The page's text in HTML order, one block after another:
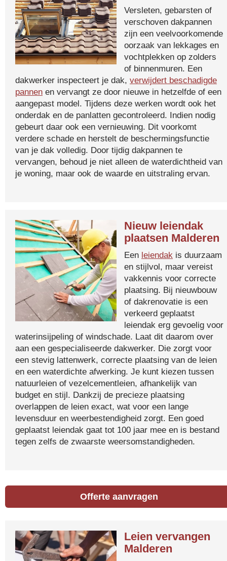
Versleten, gebarsten of
verschoven dakpannen
zijn een veelvoorkomende
oorzaak van lekkages en
vochtplekken op zolders
of binnenmuren. Een
dakwerker inspecteert je dak, verwijdert beschadigde
pannen en vervangt ze door nieuwe in hetzelfde of een
aangepast model. Tijdens deze werken wordt ook het
onderdak en de panlatten gecontroleerd. Indien nodig
gebeurt daar ook een vernieuwing. Dit voorkomt
verdere schade en herstelt de beschermingsfunctie
van je dak volledig. Door tijdig dakpannen te
vervangen, behoud je niet alleen de waterdichtheid van
je woning, maar ook de waarde en uitstraling ervan.
Nieuw leiendak
plaatsen Malderen
Een leiendak is duurzaam
en stijlvol, maar vereist
vakkennis voor correcte
plaatsing. Bij nieuwbouw
of dakrenovatie is een
verkeerd geplaatst
leiendak erg gevoelig voor
waterinsijpeling of windschade. Laat dit daarom over
aan een gespecialiseerde dakwerker. Die zorgt voor
een stevig lattenwerk, correcte plaatsing van de leien
en een waterdichte afwerking. Je kunt kiezen tussen
natuurleien of vezelcementleien, afhankelijk van
budget en stijl. Dankzij de precieze plaatsing
overlappen de leien exact, wat voor een lange
levensduur en weerbestendigheid zorgt. Een goed
geplaatst leiendak gaat tot 100 jaar mee en is bestand
tegen zelfs de zwaarste weersomstandigheden.
Offerte aanvragen
Leien vervangen
Malderen